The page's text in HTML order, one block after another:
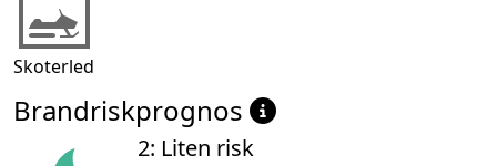
Skoterled
Brandriskprognos
2: Liten risk